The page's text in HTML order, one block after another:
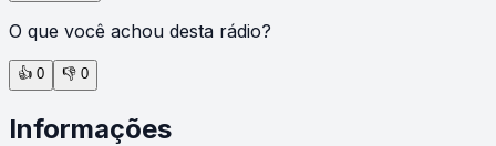
O que você achou desta rádio?
👍 0 👎 0
Informações